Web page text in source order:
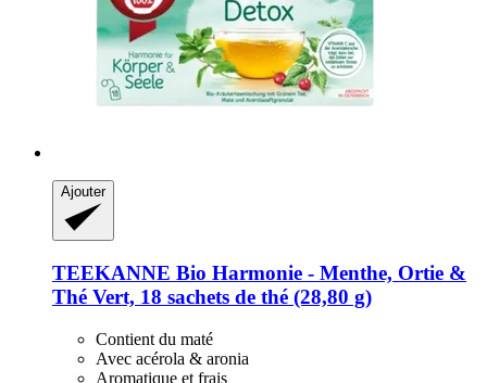
Ajouter
TEEKANNE Bio Harmonie -​ Menthe, Ortie &
Thé Vert, 18 sachets de thé (28,80 g)
Contient du maté
Avec acérola & aronia
Aromatique et frais